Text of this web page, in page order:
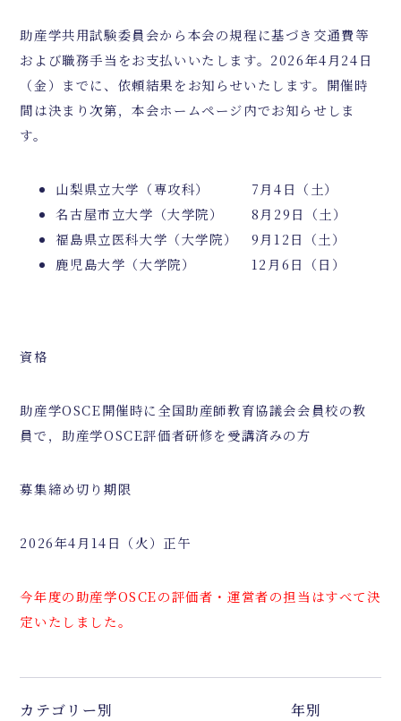
助産学共用試験委員会から本会の規程に基づき交通費等
および職務手当をお支払いいたします。 2026年4月24日
（金）までに、依頼結果をお知らせいたします。開催時
間は決まり次第，本会ホームページ内でお知らせしま
す。
山梨県立大学（専攻科） 7月4日（土）
名古屋市立大学（大学院） 8月29日（土）
福島県立医科大学（大学院） 9月12日（土）
鹿児島大学（大学院） 12月6日（日）
資格
助産学OSCE開催時に全国助産師教育協議会会員校の教
員で，助産学OSCE評価者研修を受講済みの方
募集締め切り期限
2026年4月 14日（火）正午
今年度の助産学OSCEの評価者・運営者の担当はすべて決
定いたしました。
カテゴリー別 年別